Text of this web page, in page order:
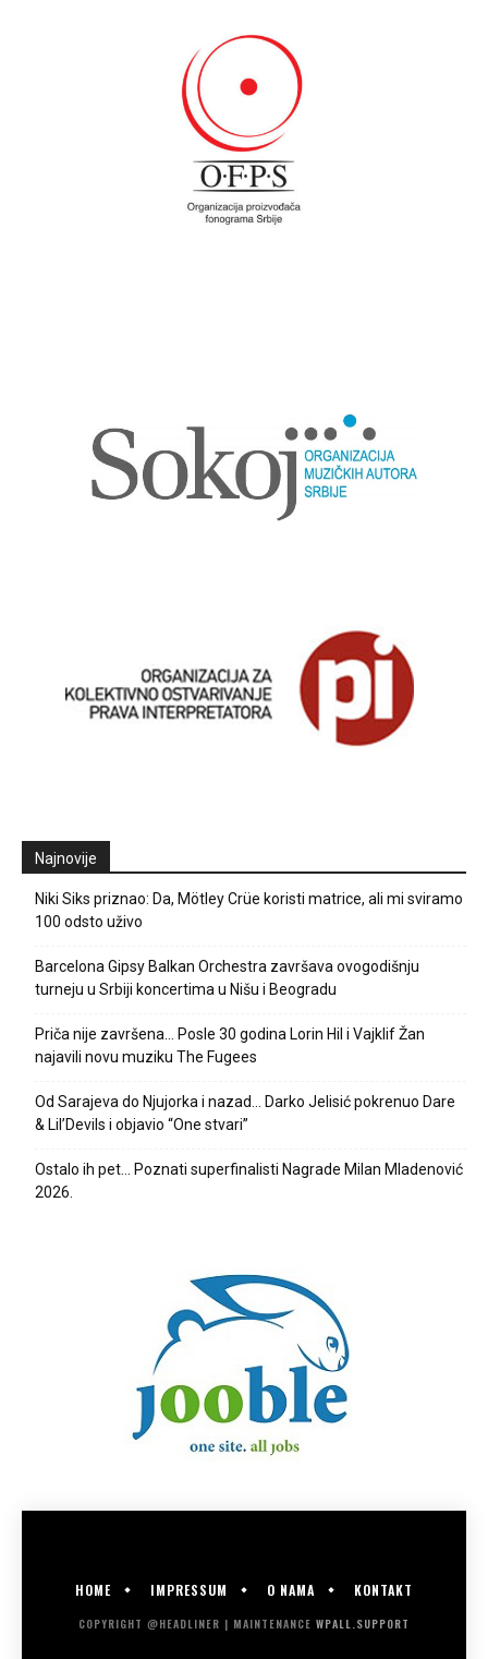
Najnovije
Niki Siks priznao: Da, Mötley Crüe koristi matrice, ali mi sviramo
100 odsto uživo
Barcelona Gipsy Balkan Orchestra završava ovogodišnju
turneju u Srbiji koncertima u Nišu i Beogradu
Priča nije završena… Posle 30 godina Lorin Hil i Vajklif Žan
najavili novu muziku The Fugees
Od Sarajeva do Njujorka i nazad… Darko Jelisić pokrenuo Dare
& Lil’Devils i objavio “One stvari”
Ostalo ih pet… Poznati superfinalisti Nagrade Milan Mladenović
2026.
HOME IMPRESSUM O NAMA KONTAKT
COPYRIGHT @HEADLINER | MAINTENANCE WPALL.SUPPORT